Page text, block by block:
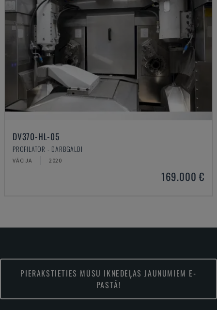
DV370-HL-05
PROFILATOR - DARBGALDI
VĀCIJA 2020
169.000 €
PIERAKSTIETIES MŪSU IKNEDĒĻAS JAUNUMIEM E-
PASTĀ!